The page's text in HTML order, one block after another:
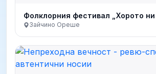
Фолклорния фестивал „Хорото
Зайчино Ореше